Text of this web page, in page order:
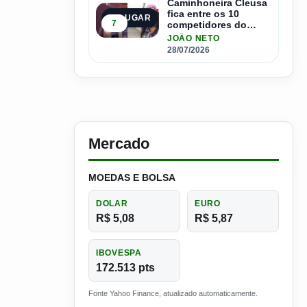
5º LUGAR
7
Caminhoneira Cleusa
fica entre os 10
competidores do
Master Driver Brasil
JOÃO NETO
28/07/2026
Mercado
MOEDAS E BOLSA
DOLAR
R$ 5,08
EURO
R$ 5,87
IBOVESPA
172.513 pts
Fonte Yahoo Finance, atualizado automaticamente.